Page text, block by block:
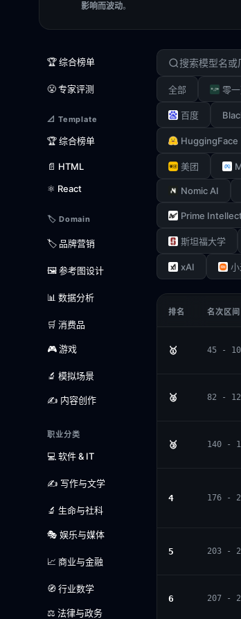
影响而波动。
🏆 综合榜单
😤 专家评测
📐 Template
🏆 综合榜单
📄 HTML
⚛️ React
🏷️ Domain
🏷️ 品牌营销
🖼️ 参考图设计
📊 数据分析
🛒 消费品
🎮 游戏
🔬 模拟场景
✍️ 内容创作
职业分类
💻 软件 & IT
✍️ 写作与文学
🔬 生命与社科
🎭 娱乐与媒体
📈 商业与金融
🧭 行业数学
⚖️ 法律与政务
全部 零
百度
HuggingFace
美团
Nomic AI
Prime
斯坦福大学
xAI
排名 名次区间
🥇 45 -
🥈 82 -
🥉 140 -
4 176 -
5 203 -
6 207 -